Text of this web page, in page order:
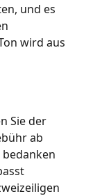
und es
wird aus
Sie der
ab